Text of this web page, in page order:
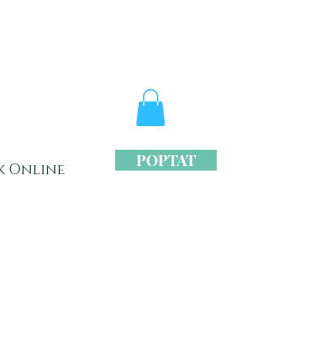
Online POPTAT